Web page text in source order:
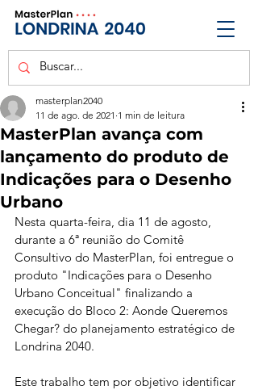
MasterPlan avança com
lançamento do produto de
Indicações para o Desenho
Urbano
masterplan2040
11 de ago. de 2021 1 min de leitura
Nesta quarta-feira, dia 11 de agosto,
durante a 6ª reunião do Comitê
Consultivo do MasterPlan, foi entregue o
produto "Indicações para o Desenho
Urbano Conceitual" finalizando a
execução do Bloco 2: Aonde Queremos
Chegar? do planejamento estratégico de
Londrina 2040.
Este trabalho tem por objetivo identificar